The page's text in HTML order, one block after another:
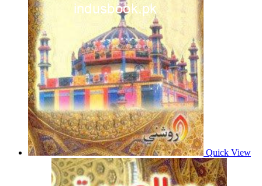
Quick View